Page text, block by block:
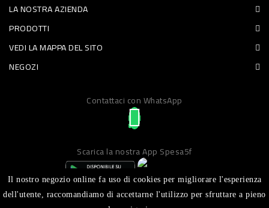
Il nostro negozio online fa uso di cookies per migliorare l'esperienza
dell'utente, raccomandiamo di accettarne l'utilizzo per sfruttare a pieno
FRESCHI
PRONTI
PANIFICI
LA NOSTRA AZIENDA
PRODOTTI
VEDI LA MAPPA DEL SITO
NEGOZI
Contattaci con WhatsApp
Scarica la nostra App Spesa5f